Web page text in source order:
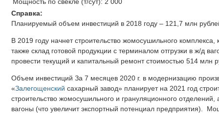
Справка:
Планируемый объем инвестиций в 2018 году – 121,7 млн
В 2019 году начнет строительство жомосушильного
также склад готовой продукции с терминалом отгрузки в ж/д
провести текущий и капитальный ремонт стоимостью 514 млн
Объем инвестиций За 7 месяцев 2020 г. в модернизацию
«Залегощенский сахарный завод» планирует на 2021 год
строительство жомосушильного и грануляционного
вагоны (что увеличит экспортный потенциал предприятия).